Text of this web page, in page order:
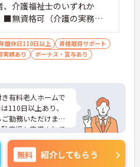
、介護福祉士のいずれか
■無資格可（介護の実務経
間休日110日以上
資格取得サポート
実績あり
ボーナス・賞与あり
有料老人ホームで
110日以上あり、
勤務いただけま
車場も完備されて
接対策ポイント
でお気軽にご相談
無料 紹介してもらう